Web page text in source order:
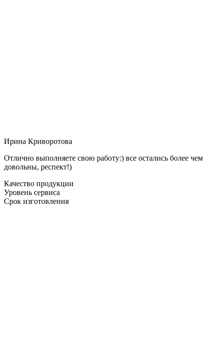
Ирина Криворотова
Отлично выполняете свою работу:) все остались более чем
довольны, респект!)
Качество продукции
Уровень сервиса
Срок изготовления